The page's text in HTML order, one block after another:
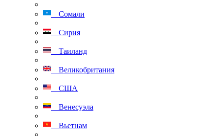
Сомали
Сирия
Таиланд
Великобритания
США
Венесуэла
Вьетнам